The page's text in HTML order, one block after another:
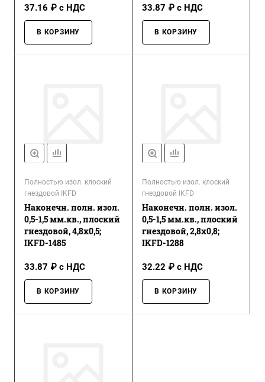
37.16 ₽ с НДС
В КОРЗИНУ
33.87 ₽ с НДС
В КОРЗИНУ
Полностью изол. клоский
гнездовой IKFD
Наконечн. полн. изол.
0,5-1,5 мм.кв., плоский
гнездовой, 4,8х0,5;
IKFD-1485
33.87 ₽ с НДС
В КОРЗИНУ
Полностью изол. клоский
гнездовой IKFD
Наконечн. полн. изол.
0,5-1,5 мм.кв., плоский
гнездовой, 2,8х0,8;
IKFD-1288
32.22 ₽ с НДС
В КОРЗИНУ